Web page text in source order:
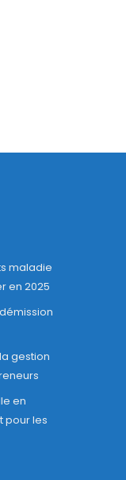
maladie
en 2025
gestion
en
pour les